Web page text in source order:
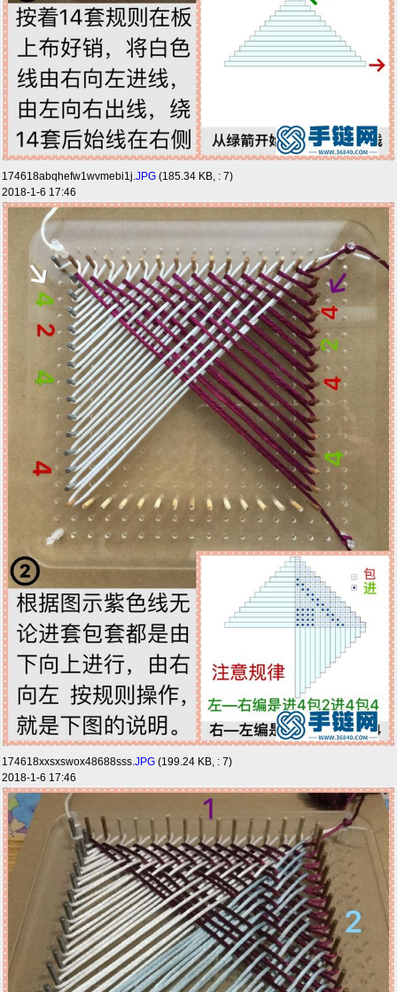
174618abqhefw1wvmebi1j.JPG (185.34 KB, : 7)
2018-1-6 17:46
174618xxsxswox48688sss.JPG (199.24 KB, : 7)
2018-1-6 17:46